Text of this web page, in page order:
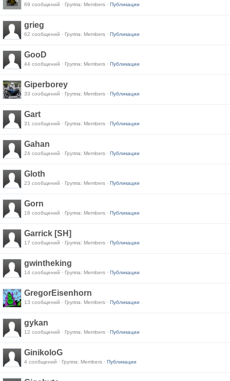
69 сообщений · Группа: Members · Публикации
grieg
62 сообщений · Группа: Members · Публикации
GooD
44 сообщений · Группа: Members · Публикации
Giperborey
33 сообщений · Группа: Members · Публикации
Gart
31 сообщений · Группа: Members · Публикации
Gahan
24 сообщений · Группа: Members · Публикации
Gloth
23 сообщений · Группа: Members · Публикации
Gorn
18 сообщений · Группа: Members · Публикации
Garrick [SH]
17 сообщений · Группа: Members · Публикации
gwintheking
14 сообщений · Группа: Members · Публикации
GregorEisenhorn
13 сообщений · Группа: Members · Публикации
gykan
12 сообщений · Группа: Members · Публикации
GinikoloG
4 сообщений · Группа: Members · Публикации